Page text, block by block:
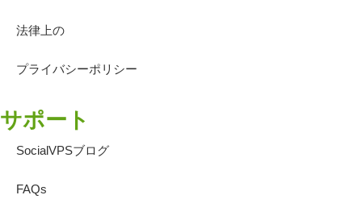
法律上の
プライバシーポリシー
サポート
SocialVPSブログ
FAQs